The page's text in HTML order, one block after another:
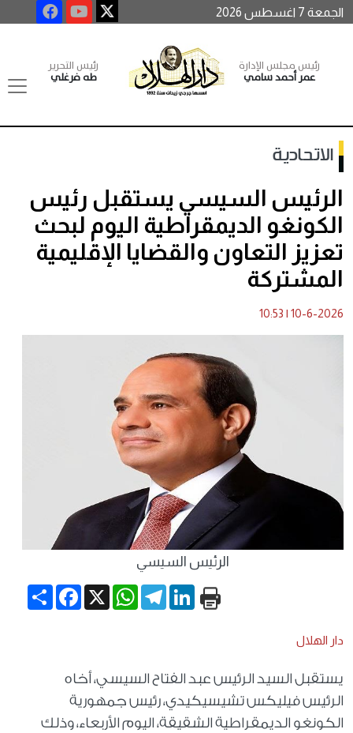
الجمعة 7 اغسطس 2026
رئيس مجلس الإدارة
عمر أحمد سامي
رئيس التحرير
طه فرغلي
الاتحادية
الرئيس السيسي يستقبل رئيس
الكونغو الديمقراطية اليوم لبحث
تعزيز التعاون والقضايا الإقليمية
المشتركة
10-6-2026
|
10:53
الرئيس السيسي
Share
Facebook X
WhatsApp
TelegramLinkedIn
دار الهلال
يستقبل السيد الرئيس عبد الفتاح السيسي، أخاه
الرئيس فيليكس تشيسيكيدي، رئيس جمهورية
الكونغو الديمقراطية الشقيقة، اليوم الأربعاء، وذلك